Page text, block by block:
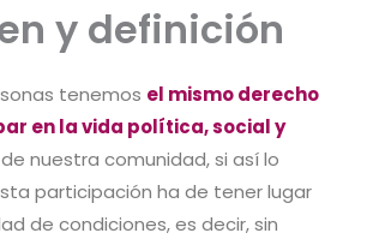
ydefinición
tenemos el mismo derecho
en la vida política, social y
de nuestra comunidad, si así lo
participación ha de tener lugar
de condiciones, es decir, sin